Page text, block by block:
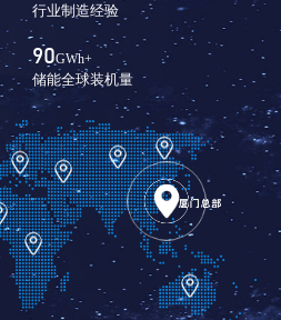
行业制造经验
90GWh+
储能全球装机量